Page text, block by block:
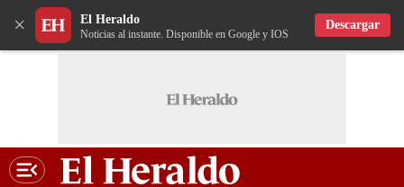
× El Heraldo
Noticias al instante. Disponible en Google y IOS
Descargar